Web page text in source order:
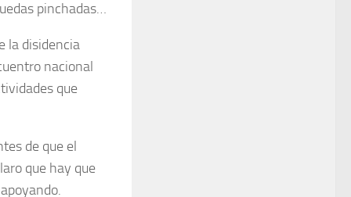
pinchadas…
la disidencia
nacional
que
de que el
que hay que